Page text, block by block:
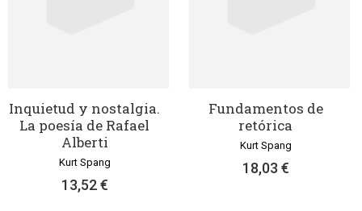
Inquietud y nostalgia.
La poesía de Rafael
Alberti
Kurt Spang
13,52 €
Fundamentos de
retórica
Kurt Spang
18,03 €